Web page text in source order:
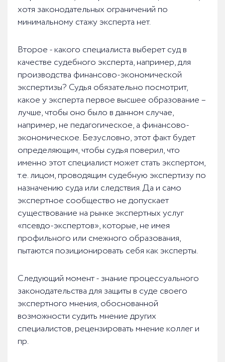
хотя законодательных ограничений по
минимальному стажу эксперта нет.
Второе - какого специалиста выберет суд в
качестве судебного эксперта, например, для
производства финансово-экономической
экспертизы? Судья обязательно посмотрит,
какое у эксперта первое высшее образование –
лучше, чтобы оно было в данном случае,
например, не педагогическое, а финансово-
экономическое. Безусловно, этот факт будет
определяющим, чтобы судья поверил, что
именно этот специалист может стать экспертом,
т.е. лицом, проводящим судебную экспертизу по
назначению суда или следствия. Да и само
экспертное сообщество не допускает
существование на рынке экспертных услуг
«псевдо-экспертов», которые, не имея
профильного или смежного образования,
пытаются позиционировать себя как эксперты.
Следующий момент - знание процессуального
законодательства для защиты в суде своего
экспертного мнения, обоснованной
возможности судить мнение других
специалистов, рецензировать мнение коллег и
пр.